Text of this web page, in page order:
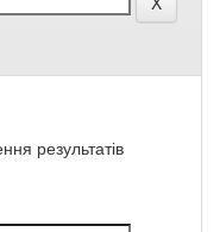
результатів